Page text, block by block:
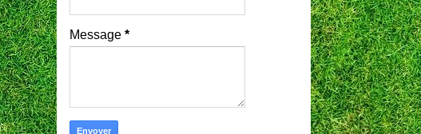
Message *